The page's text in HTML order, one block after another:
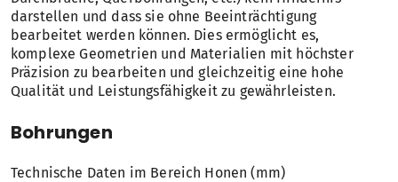
darstellen und dass sie ohne Beeinträchtigung
bearbeitet werden können. Dies ermöglicht es,
komplexe Geometrien und Materialien mit höchster
Präzision zu bearbeiten und gleichzeitig eine hohe
Qualität und Leistungsfähigkeit zu gewährleisten.
Bohrungen
Technische Daten im Bereich Honen (mm)